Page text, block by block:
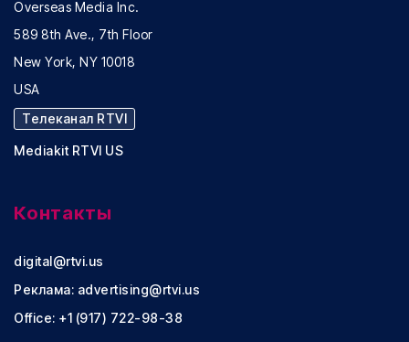
Overseas Media Inc.
589 8th Ave., 7th Floor
New York, NY 10018
USA
Телеканал RTVI
Mediakit RTVI US
Контакты
digital@rtvi.us
Реклама: advertising@rtvi.us
Office: +1 (917) 722-98-38